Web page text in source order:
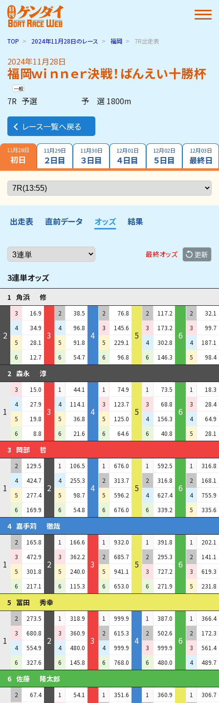
TOP 2024年11月28日のレース 福岡 7R出走表
2024年11月28日
福岡ｗｉｎｎｅｒ決戦！ばんえい十勝杯
一般
7R 予選 予 選 1800m
レース一覧へ戻る
11月28日
初日
11月29日
２日目
11月30日
３日目
12月01日
４日目
12月02日
５日目
12月03日
最終日
出走表 直前データ オッズ 結果
最終オッズ 更新
3連単オッズ
1 角浜 修
2
3
16.9
4
34.9
5
28.1
6
12.7
3
2
38.5
4
96.8
5
91.8
6
54.7
4
2
76.8
3
145.6
5
229.1
6
96.8
5
2
117.2
3
173.2
4
302.8
6
146.3
6
2
32.1
3
99.7
4
187.1
5
98.4
2 森永 淳
1
3
15.0
4
27.9
5
19.8
6
8.8
3
1
44.1
4
114.1
5
36.8
6
21.6
4
1
74.9
3
123.7
5
125.0
6
64.6
5
1
73.5
3
68.8
4
156.3
6
40.8
6
1
18.3
3
28.4
4
64.9
5
28.1
3 岡部 哲
1
2
129.5
4
424.7
5
277.4
6
169.9
2
1
106.5
4
255.3
5
98.7
6
54.8
4
1
676.0
2
313.7
5
596.2
6
676.0
5
1
592.5
2
316.8
4
627.4
6
339.2
6
1
316.8
2
168.1
4
755.9
5
335.6
4 嘉手苅 徹哉
1
2
165.8
3
472.9
5
301.8
6
217.1
2
1
166.6
3
362.2
5
240.0
6
115.3
3
1
932.0
2
685.7
5
941.1
6
653.0
5
1
391.8
2
295.3
3
727.2
6
271.9
6
1
202.1
2
141.1
3
619.3
5
231.8
5 冨田 秀幸
1
2
273.5
3
680.8
4
554.9
6
327.6
2
1
318.9
3
360.9
4
480.0
6
145.8
3
1
999.9
2
615.3
4
999.9
6
768.0
4
1
387.0
2
502.6
3
999.9
6
480.0
6
1
366.4
2
172.3
3
561.4
4
489.7
6 佐藤 隆太郎
2
67.4
1
54.1
1
351.6
1
360.9
1
306.7